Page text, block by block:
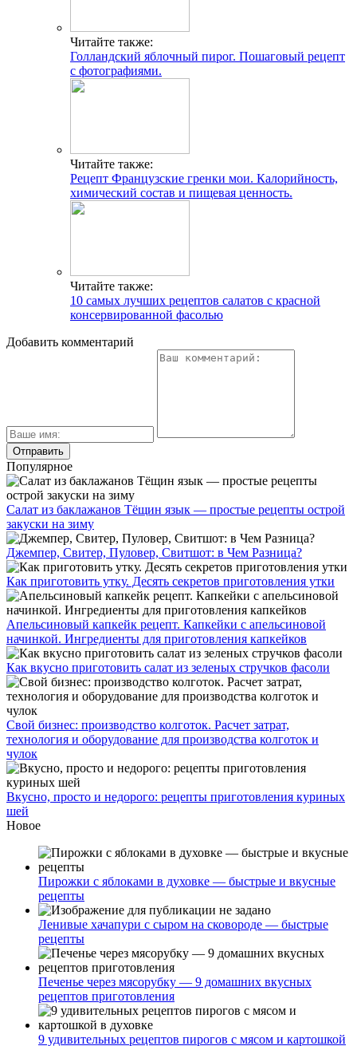
Читайте также:
Голландский яблочный пирог. Пошаговый рецепт
с фотографиями.
Читайте также:
Рецепт Французские гренки мои. Калорийность,
химический состав и пищевая ценность.
Читайте также:
10 самых лучших рецептов салатов с красной
консервированной фасолью
Добавить комментарий
Популярное
Салат из баклажанов Тёщин язык — простые рецепты острой
закуски на зиму
Джемпер, Свитер, Пуловер, Свитшот: в Чем Разница?
Как приготовить утку. Десять секретов приготовления утки
Апельсиновый капкейк рецепт. Капкейки с апельсиновой
начинкой. Ингредиенты для приготовления капкейков
Как вкусно приготовить салат из зеленых стручков фасоли
Свой бизнес: производство колготок. Расчет затрат,
технология и оборудование для производства колготок и
чулок
Вкусно, просто и недорого: рецепты приготовления куриных
шей
Новое
Пирожки с яблоками в духовке — быстрые и вкусные
рецепты
Ленивые хачапури с сыром на сковороде — быстрые
рецепты
Печенье через мясорубку — 9 домашних вкусных
рецептов приготовления
9 удивительных рецептов пирогов с мясом и картошкой